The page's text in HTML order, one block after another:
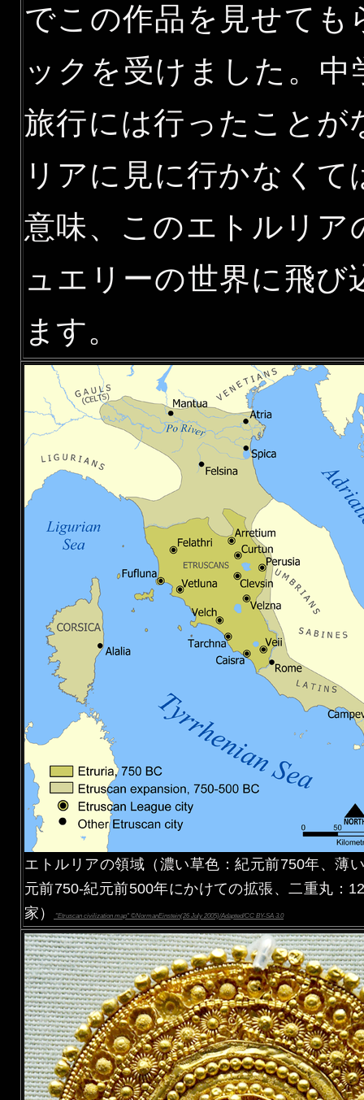
でこの作品を見せて
ックを受けました。
旅行には行ったことが
リアに見に行かなく
意味、このエトルリア
ュエリーの世界に飛
ます。
エトルリアの領域（濃い草色：紀元前750年、薄
元前750-紀元前500年にかけての拡張、二重丸：
家）
"Etruscan civilization map" ©NormanEinstein(26 July 2005)/Adapted/CC BY-SA 3.0